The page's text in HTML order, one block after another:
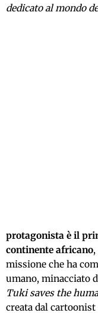
dedicato al mondo
protagonista è il
continente africano
missione che ha
umano, minacciato
Tuki saves the
creata dal